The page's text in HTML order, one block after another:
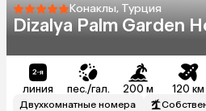
Конаклы, Турция
Dizalya Palm Garden
линия пес./гал. 200 м 120 км
Двухкомнатные номера